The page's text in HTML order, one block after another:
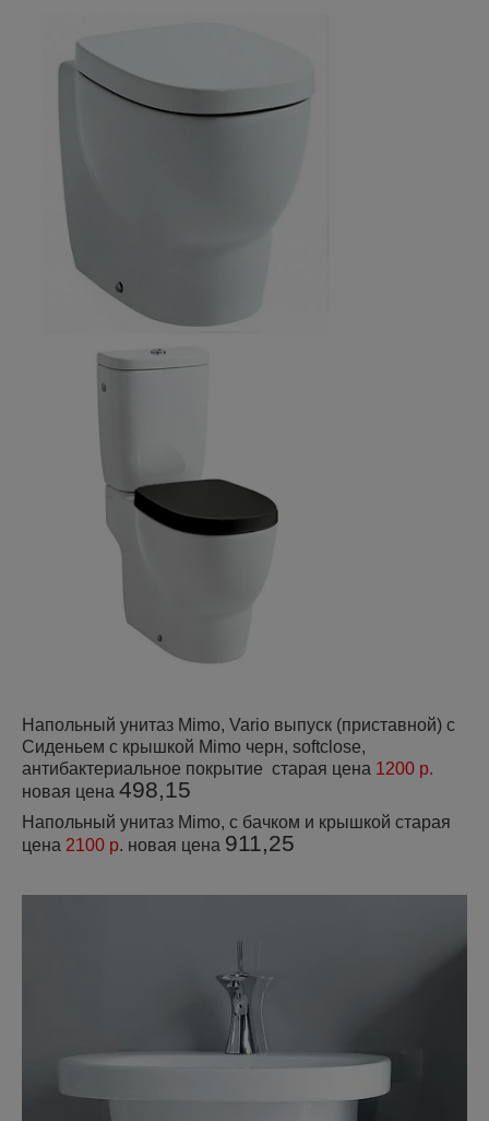
Напольный унитаз Mimo, Vario выпуск (приставной) с
Сиденьем с крышкой Mimo черн, softclose,
антибактериальное покрытие старая цена 1200 р.
новая цена 498,15
Напольный унитаз Mimo, с бачком и крышкой старая
цена 2100 р. новая цена 911,25